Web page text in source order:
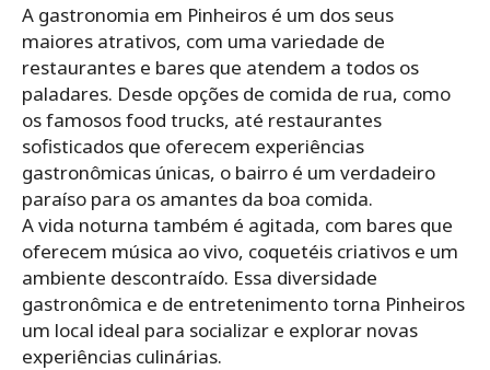
A gastronomia em Pinheiros é um dos seus
maiores atrativos, com uma variedade de
restaurantes e bares que atendem a todos os
paladares. Desde opções de comida de rua, como
os famosos food trucks, até restaurantes
sofisticados que oferecem experiências
gastronômicas únicas, o bairro é um verdadeiro
paraíso para os amantes da boa comida.
A vida noturna também é agitada, com bares que
oferecem música ao vivo, coquetéis criativos e um
ambiente descontraído. Essa diversidade
gastronômica e de entretenimento torna Pinheiros
um local ideal para socializar e explorar novas
experiências culinárias.